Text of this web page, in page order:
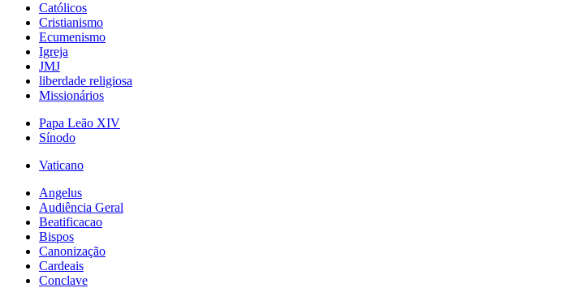
Católicos
Cristianismo
Ecumenismo
Igreja
JMJ
liberdade religiosa
Missionários
Papa Leão XIV
Sínodo
Vaticano
Angelus
Audiência Geral
Beatificacao
Bispos
Canonização
Cardeais
Conclave